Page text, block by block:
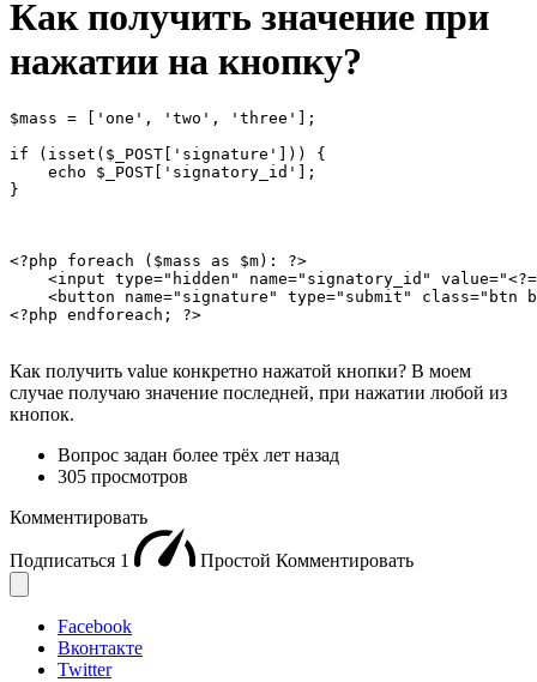
Как получить значение при
нажатии на кнопку?
$mass = ['one', 'two', 'three'];
if (isset($_POST['signature'])) {
    echo $_POST['signatory_id'];
}
<?php foreach ($mass as $m): ?>
<input type="hidden" name="signatory_id"
<button name="signature" type="submit" class="btn
<?php endforeach; ?>
Как получить value конкретно нажатой кнопки? В моем
случае получаю значение последней, при нажатии любой из
кнопок.
Вопрос задан более трёх лет назад
305 просмотров
Комментировать
Подписаться 1 Простой Комментировать
Facebook
Вконтакте
Twitter